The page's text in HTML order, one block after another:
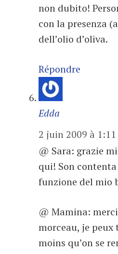
non dubito!
con la presenza
dell’olio d’oliva.
Répondre
Edda
2 juin 2009 à
@ Sara: grazie
qui! Son
funzione del mio
@ Mamina:
morceau, je peux
moins qu’on se